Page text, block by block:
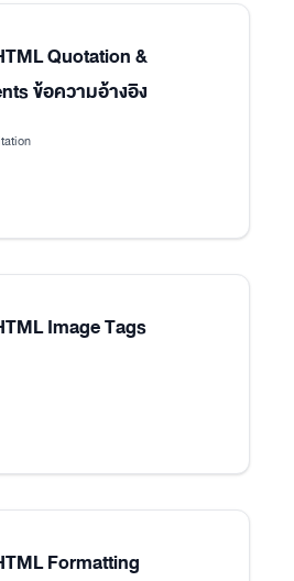
Quotation &
ข้อความอ้างอิง
Image Tags
Formatting